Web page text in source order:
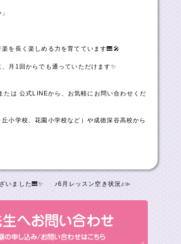
を長く楽しめる力を育てています🎹🎤
月1回からでも通っていただけます✨
たは 公式LINEから、お気軽にお問い合わせくだ
小学校、花園小学校など）や成徳深谷高校から
いました🎹✨ ♪6月レッスン空き状況♪≫